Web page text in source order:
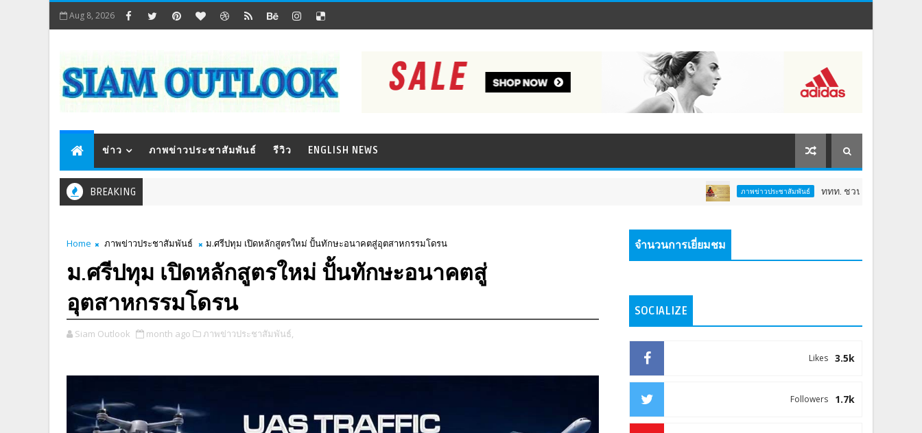
Aug 8, 2026
ข่าว ภาพข่าวประชาสัมพันธ์ รีวิว ENGLISH NEWS
BREAKING ภาพข่าวประชาสัมพันธ์ ททท. ชวนสัมผัสพลังแห่งศรัทธา ร่วมง
Home ภาพข่าวประชาสัมพันธ์ ม.ศรีปทุม เปิดหลักสูตรใหม่ ปั้นทักษะอนาคตสู่อุตสาหกรรมโดรน
ม.ศรีปทุม เปิดหลักสูตรใหม่ ปั้นทักษะอนาคตสู่
อุตสาหกรรมโดรน
Siam Outlook month ago ภาพข่าวประชาสัมพันธ์,
จำนวนการเยี่ยมชม
SOCIALIZE
3.5k
Likes
1.7k
Followers